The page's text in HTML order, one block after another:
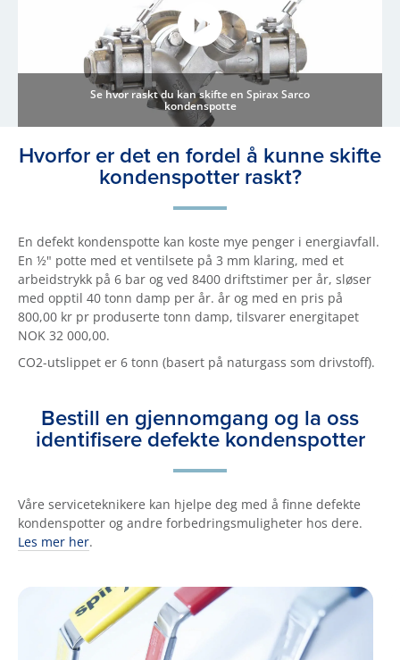
Se hvor raskt du kan skifte en Spirax Sarco
kondenspotte
Hvorfor er det en fordel å kunne skifte
kondenspotter raskt?
En defekt kondenspotte kan koste mye penger i energiavfall.
En ½" potte med et ventilsete på 3 mm klaring, med et
arbeidstrykk på 6 bar og ved 8400 driftstimer per år, sløser
med opptil 40 tonn damp per år. år og med en pris på
800,00 kr pr produserte tonn damp, tilsvarer energitapet
NOK 32 000,00.
CO2-utslippet er 6 tonn (basert på naturgass som drivstoff).
Bestill en gjennomgang og la oss
identifisere defekte kondenspotter
Våre serviceteknikere kan hjelpe deg med å finne defekte
kondenspotter og andre forbedringsmuligheter hos dere.
Les mer her.